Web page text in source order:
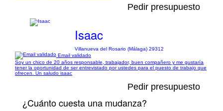
Pedir presupuesto
Isaac
Villanueva del Rosario (Málaga) 29312
Email validado
Soy un chico de 20 años responsable, trabajador, buen compañero y me gustaría
tener la oportunidad de ser entrevistado por ustedes para el puesto de trabajo que
ofrecen. Un saludo isaac
Pedir presupuesto
¿Cuánto cuesta una mudanza?